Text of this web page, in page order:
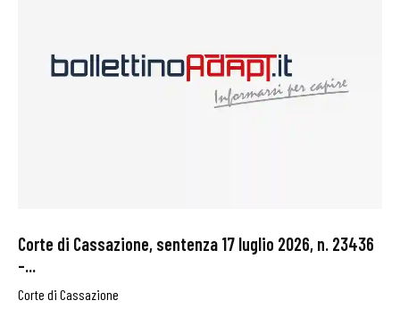
Corte di Cassazione, sentenza 17 luglio 2026, n. 23436
–...
Corte di Cassazione